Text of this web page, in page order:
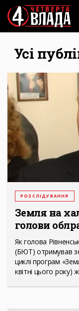
Перейти
до
основного
вмісту
Усі
РОЗСЛІДУВАННЯ
Земля на
голови
Як голова
(БЮТ) отримував
циклі програм
квітні цього року)